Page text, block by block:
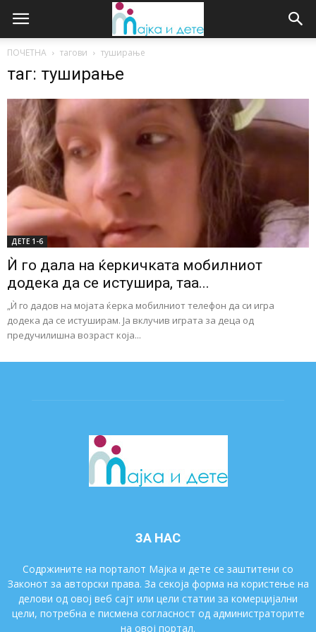
ПОЧЕТНА тагови туширање
таг: туширање
ДЕTE 1-6
Ѝ го дала на ќеркичката мобилниот
додека да се истушира, таа...
„Ѝ го дадов на мојата ќерка мобилниот телефон да си игра
додека да се истуширам. Ја вклучив играта за деца од
предучилишна возраст која...
ЗА НАС
Содржините на порталот Мајка и дете се заштитени со
Законот за авторски права. За секоја форма на користење на
делови од овој веб сајт или цели статии за комерцијални
цели, потребна е писмена согласност од администраторите
на овој портал.